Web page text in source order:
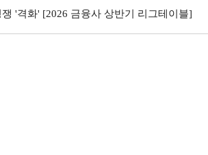
'격화' [2026 금융사 상반기 리그테이블]